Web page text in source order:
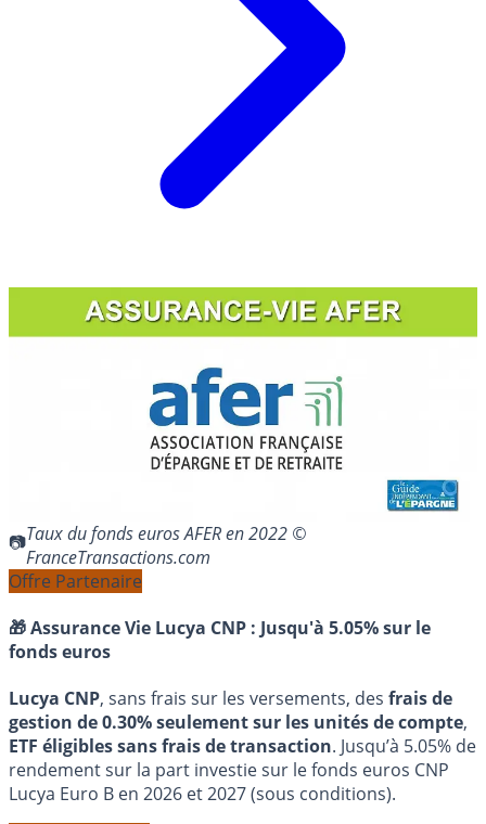
Taux du fonds euros AFER en 2022 ©
FranceTransactions.com
Offre Partenaire
🎁 Assurance Vie Lucya CNP : Jusqu'à 5.05% sur le
fonds euros
Lucya CNP, sans frais sur les versements, des frais de
gestion de 0.30% seulement sur les unités de compte,
ETF éligibles sans frais de transaction. Jusqu’à 5.05% de
rendement sur la part investie sur le fonds euros CNP
Lucya Euro B en 2026 et 2027 (sous conditions).